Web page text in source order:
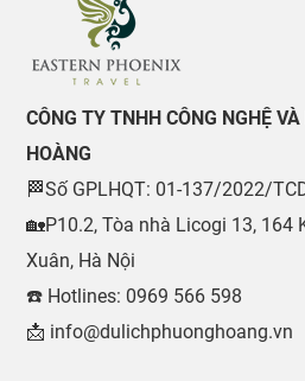
CÔNG TY TNHH CÔNG NGHỆ
HOÀNG
🏁Số GPLHQT: 01-137/2022/
🏡P10.2, Tòa nhà Licogi 13, 164
Xuân, Hà Nội
☎️ Hotlines: 0969 566 598
📩 info@dulichphuonghoang.vn